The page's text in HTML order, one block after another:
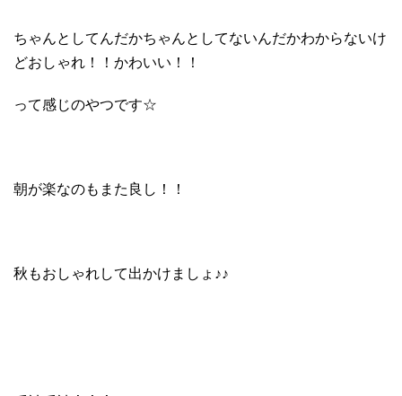
ちゃんとしてんだかちゃんとしてないんだかわからないけ
どおしゃれ！！かわいい！！
って感じのやつです☆
朝が楽なのもまた良し！！
秋もおしゃれして出かけましょ♪♪